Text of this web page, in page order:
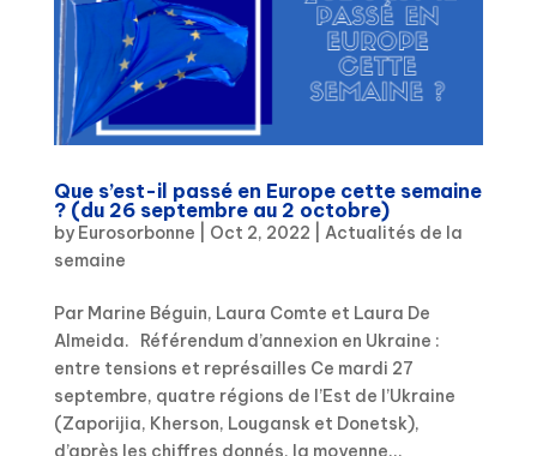
Que s’est-il passé en Europe cette semaine
? (du 26 septembre au 2 octobre)
by Eurosorbonne Oct 2, 2022
Actualités de la
semaine
Par Marine Béguin, Laura Comte et Laura De
Almeida. Référendum d’annexion en Ukraine :
entre tensions et représailles Ce mardi 27
septembre, quatre régions de l’Est de l’Ukraine
(Zaporijia, Kherson, Lougansk et Donetsk),
d’après les chiffres donnés, la moyenne...